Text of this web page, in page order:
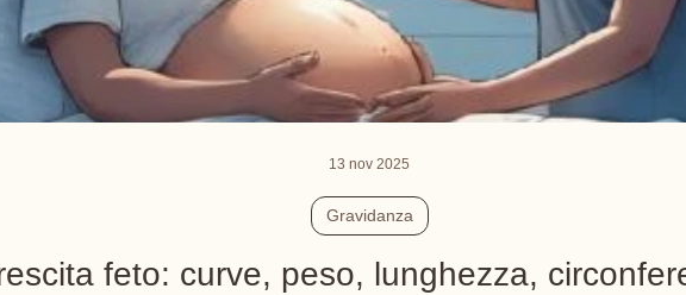
feto: curve, peso, lunghezza,
Gravidanza
13 nov 2025